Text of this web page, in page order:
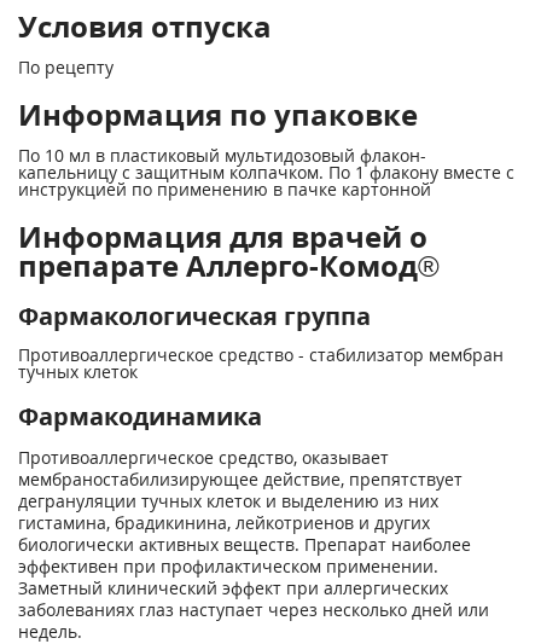
Условия отпуска
По рецепту
Информация по упаковке
По 10 мл в пластиковый мультидозовый флакон-
капельницу с защитным колпачком. По 1 флакону вместе с
инструкцией по применению в пачке картонной
Информация для врачей о
препарате Аллерго-Комод®
Фармакологическая группа
Противоаллергическое средство - стабилизатор мембран
тучных клеток
Фармакодинамика
Противоаллергическое средство, оказывает
мембраностабилизирующее действие, препятствует
дегрануляции тучных клеток и выделению из них
гистамина, брадикинина, лейкотриенов и других
биологически активных веществ. Препарат наиболее
эффективен при профилактическом применении.
Заметный клинический эффект при аллергических
заболеваниях глаз наступает через несколько дней или
недель.